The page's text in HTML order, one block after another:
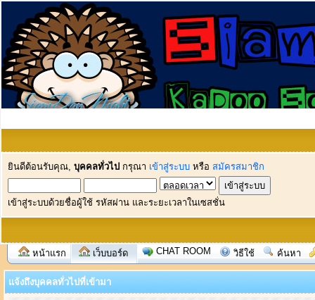
ยินดีต้อนรับคุณ, บุคคลทั่วไป กรุณา เข้าสู่ระบบ หรือ สมัครสมาชิก
เข้าสู่ระบบด้วยชื่อผู้ใช้ รหัสผ่าน และระยะเวลาในเซสชั่น
หน้าแรก เว็บบอร์ด CHAT ROOM วิธีใช้ ค้นหา
แจ้งถึงบุคคลทั่วไปที่เข้ามา